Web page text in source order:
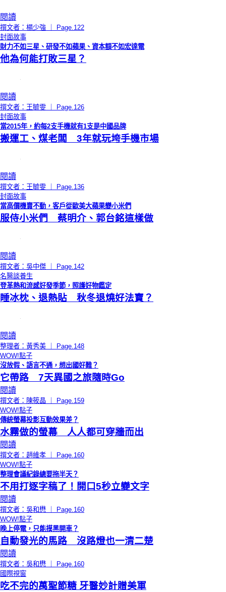
閱讀
撰文者：楊少強 ｜ Page.122
封面故事
財力不如三星、研發不如蘋果、資本額不如宏達電
他為何能打敗三星？
閱讀
撰文者：王毓雯 ｜ Page.126
封面故事
當2015年，約每2支手機就有1支是中國品牌
搬運工、煤老闆 3年就玩垮手機市場
閱讀
撰文者：王毓雯 ｜ Page.136
封面故事
當高價機賣不動，客戶從歐美大蘋果變小米們
服侍小米們 蔡明介、郭台銘這樣做
閱讀
撰文者：吳中傑 ｜ Page.142
名醫談養生
登革熱和流感好發季節，照護好物鑑定
睡冰枕、退熱貼 秋冬退燒好法寶？
閱讀
整理者：黃秀美 ｜ Page.148
WOW!點子
沒放假、語言不通，想出國好難？
它帶路 7天異國之旅隨時Go
閱讀
撰文者：陳筱晶 ｜ Page.159
WOW!點子
傳統螢幕投影互動效果差？
水霧做的螢幕 人人都可穿牆而出
閱讀
撰文者：趙維孝 ｜ Page.160
WOW!點子
整理會議紀錄總要拖半天？
不用打逐字稿了！開口5秒立變文字
閱讀
撰文者：吳和懋 ｜ Page.160
WOW!點子
晚上停電，只能摸黑開車？
自動發光的馬路 沒路燈也一清二楚
閱讀
撰文者：吳和懋 ｜ Page.160
國際視窗
吃不完的萬聖節糖 牙醫妙計贈美軍